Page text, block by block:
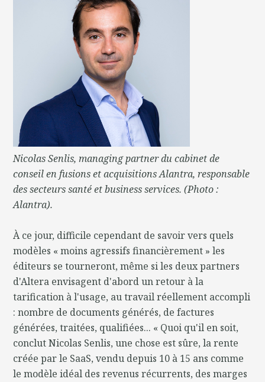
Nicolas Senlis, managing partner du cabinet de
conseil en fusions et acquisitions Alantra, responsable
des secteurs santé et business services. (Photo :
Alantra).
À ce jour, difficile cependant de savoir vers quels
modèles « moins agressifs financièrement » les
éditeurs se tourneront, même si les deux partners
d'Altera envisagent d'abord un retour à la
tarification à l'usage, au travail réellement accompli
: nombre de documents générés, de factures
générées, traitées, qualifiées... « Quoi qu'il en soit,
conclut Nicolas Senlis, une chose est sûre, la rente
créée par le SaaS, vendu depuis 10 à 15 ans comme
le modèle idéal des revenus récurrents, des marges